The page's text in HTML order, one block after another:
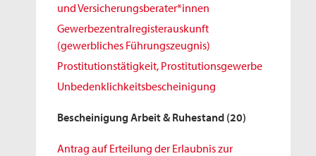
und Versicherungsberater*innen
Gewerbezentralregisterauskunft
(gewerbliches Führungszeugnis)
Prostitutionstätigkeit, Prostitutionsgewerbe
Unbedenklichkeitsbescheinigung
Bescheinigung Arbeit & Ruhestand (20)
Antrag auf Erteilung der Erlaubnis zur